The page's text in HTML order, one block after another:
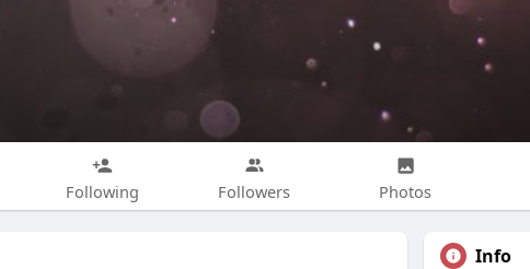
Following Followers Photos
Info